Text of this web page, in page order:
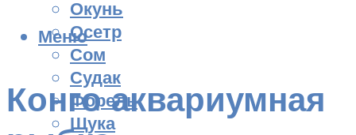
Окунь
Осетр
Сом
Судак
Форель
Щука
Меню
Конго аквариумная